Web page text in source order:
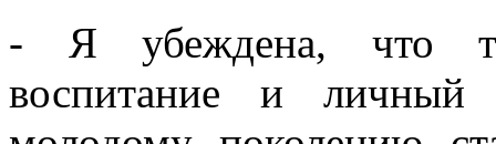
- Я убеждена, что
воспитание и